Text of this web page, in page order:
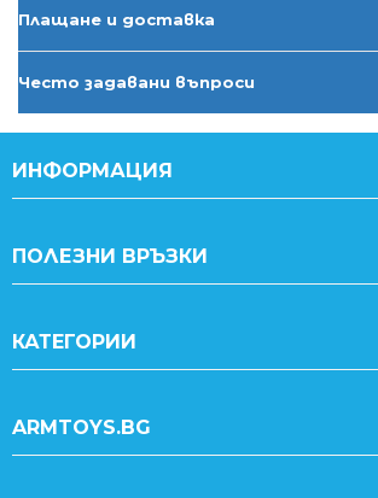
Плащане и доставка
Често задавани въпроси
ИНФОРМАЦИЯ
ПОЛЕЗНИ ВРЪЗКИ
КАТЕГОРИИ
ARMTOYS.BG